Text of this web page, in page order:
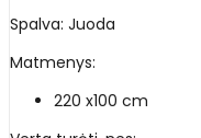
Spalva: Juoda
Matmenys:
220 x100 cm